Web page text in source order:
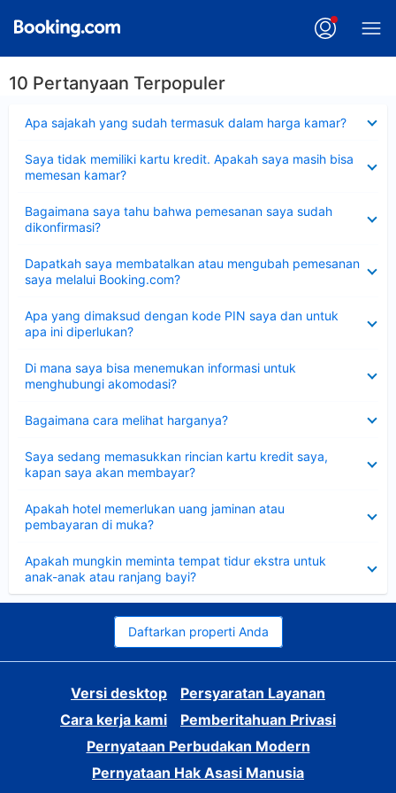
10 Pertanyaan Terpopuler
Apa sajakah yang sudah termasuk dalam harga kamar?
Saya tidak memiliki kartu kredit. Apakah saya masih bisa
memesan kamar?
Bagaimana saya tahu bahwa pemesanan saya sudah
dikonfirmasi?
Dapatkah saya membatalkan atau mengubah pemesanan
saya melalui Booking.com?
Apa yang dimaksud dengan kode PIN saya dan untuk
apa ini diperlukan?
Di mana saya bisa menemukan informasi untuk
menghubungi akomodasi?
Bagaimana cara melihat harganya?
Saya sedang memasukkan rincian kartu kredit saya,
kapan saya akan membayar?
Apakah hotel memerlukan uang jaminan atau
pembayaran di muka?
Apakah mungkin meminta tempat tidur ekstra untuk
anak-anak atau ranjang bayi?
Daftarkan properti Anda
Versi desktop
Persyaratan Layanan
Cara kerja kami
Pemberitahuan Privasi
Pernyataan Perbudakan Modern
Pernyataan Hak Asasi Manusia